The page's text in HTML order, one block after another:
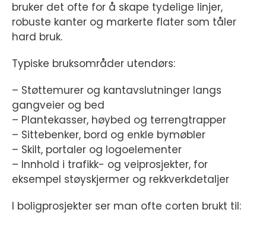
bruker det ofte for å skape tydelige linjer,
robuste kanter og markerte flater som tåler
hard bruk.
Typiske bruksområder utendørs:
– Støttemurer og kantavslutninger langs
gangveier og bed
– Plantekasser, høybed og terrengtrapper
– Sittebenker, bord og enkle bymøbler
– Skilt, portaler og logoelementer
– Innhold i trafikk- og veiprosjekter, for
eksempel støyskjermer og rekkverkdetaljer
I boligprosjekter ser man ofte corten brukt til: